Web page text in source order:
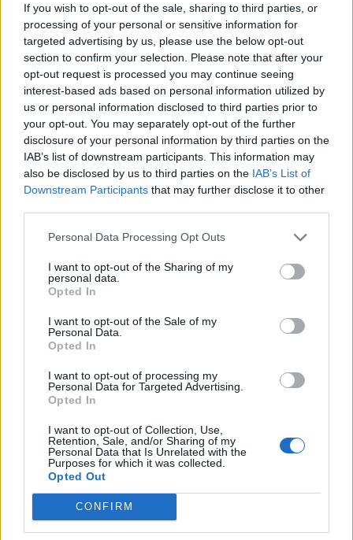
If you wish to opt-out of the sale, sharing to third parties, or
processing of your personal or sensitive information for
targeted advertising by us, please use the below opt-out
section to confirm your selection. Please note that after your
opt-out request is processed you may continue seeing
interest-based ads based on personal information utilized by
us or personal information disclosed to third parties prior to
your opt-out. You may separately opt-out of the further
disclosure of your personal information by third parties on the
IAB’s list of downstream participants. This information may
also be disclosed by us to third parties on the IAB’s List of
Downstream Participants that may further disclose it to other
Personal Data Processing Opt Outs
I want to opt-out of the Sharing of my
personal data.
Opted In
I want to opt-out of the Sale of my
Personal Data.
Opted In
I want to opt-out of processing my
Personal Data for Targeted Advertising.
Opted In
I want to opt-out of Collection, Use,
Retention, Sale, and/or Sharing of my
Personal Data that Is Unrelated with the
Purposes for which it was collected.
Opted Out
CONFIRM
PACE (Peia)
Acțiunea Conservatoare (Târziu)
PDF (Lazarus)
PUSL (D. Voiculescu)
PNȚCD (Pavelescu)
PNCR (Terheș)
Partidul Patrioților (Surugiu)
FAR (Coarnă)
România pe Primul Loc (Ponta)
Arhiva sondajelor
ad